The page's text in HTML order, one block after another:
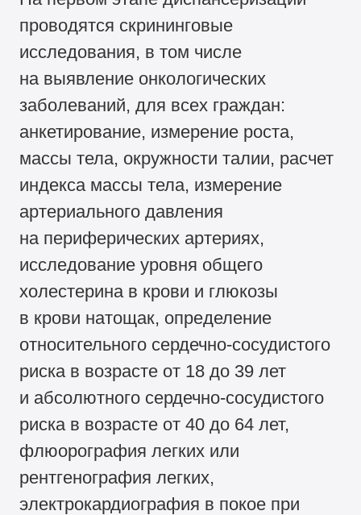
проводятся скрининговые
исследования, в том числе
на выявление онкологических
заболеваний, для всех граждан:
анкетирование, измерение роста,
массы тела, окружности талии, расчет
индекса массы тела, измерение
артериального давления
на периферических артериях,
исследование уровня общего
холестерина в крови и глюкозы
в крови натощак, определение
относительного сердечно-сосудистого
риска в возрасте от 18 до 39 лет
и абсолютного сердечно-сосудистого
риска в возрасте от 40 до 64 лет,
флюорография легких или
рентгенография легких,
электрокардиография в покое при